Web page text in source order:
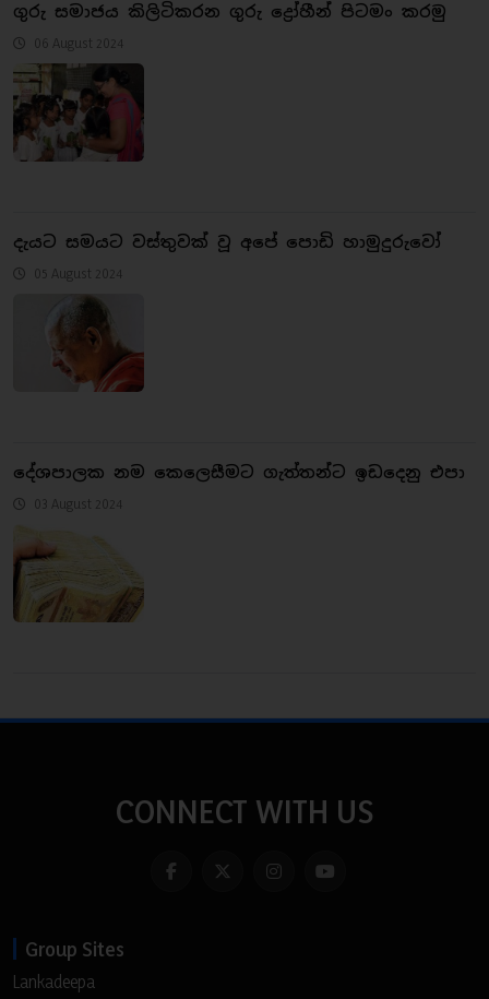
ගුරු සමාජය කිලිටිකරන ගුරු ද්‍රෝහීන් පිටමං කරමු
06 August 2024
දැයට සමයට වස්තුවක් වූ අපේ පොඩි හාමුදුරුවෝ
05 August 2024
දේශපාලක නම කෙ​ලෙසීමට ගැත්තන්ට ඉඩදෙනු එපා
03 August 2024
CONNECT WITH US
Group Sites
Lankadeepa